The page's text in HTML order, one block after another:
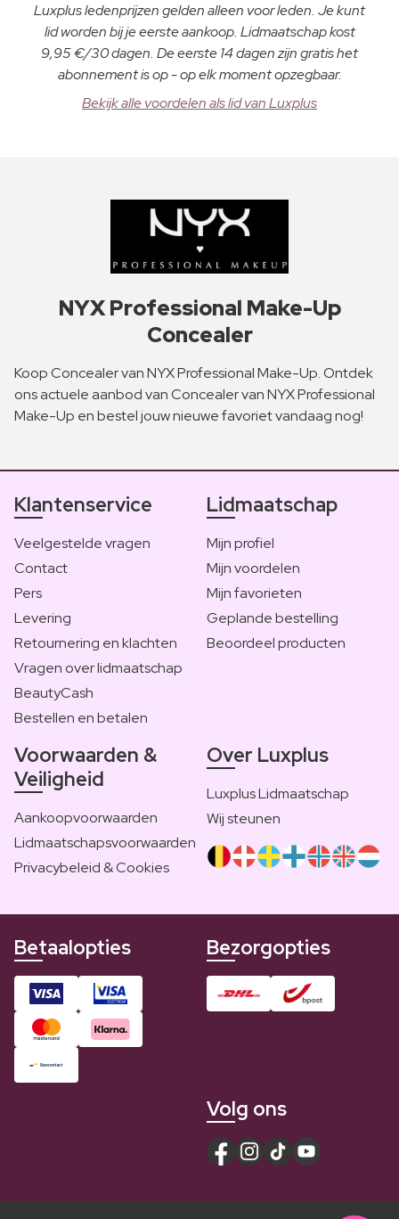
Luxplus ledenprijzen gelden alleen voor leden. Je kunt
lid worden bij je eerste aankoop. Lidmaatschap kost
9,95 €/30 dagen. De eerste 14 dagen zijn gratis het
abonnement is op - op elk moment opzegbaar.
Bekijk alle voordelen als lid van Luxplus
NYX Professional Make-Up
Concealer
Koop Concealer van NYX Professional Make-Up. Ontdek
ons actuele aanbod van Concealer van NYX Professional
Make-Up en bestel jouw nieuwe favoriet vandaag nog!
Klantenservice
Veelgestelde vragen
Contact
Pers
Levering
Retournering en klachten
Vragen over lidmaatschap
BeautyCash
Bestellen en betalen
Lidmaatschap
Mijn profiel
Mijn voordelen
Mijn favorieten
Geplande bestelling
Beoordeel producten
Voorwaarden &
Veiligheid
Aankoopvoorwaarden
Lidmaatschapsvoorwaarden
Privacybeleid & Cookies
Over Luxplus
Luxplus Lidmaatschap
Wij steunen
Betaalopties Bezorgopties
Volg ons